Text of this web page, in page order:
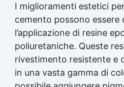
I miglioramenti estetici
cemento possono essere
l’applicazione di resine
poliuretaniche. Queste
rivestimento resistente e
in una vasta gamma di